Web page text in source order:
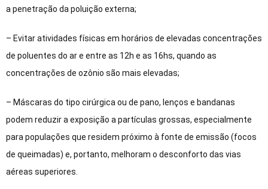
a penetração da poluição externa;
– Evitar atividades físicas em horários de elevadas concentrações
de poluentes do ar e entre as 12h e as 16hs, quando as
concentrações de ozônio são mais elevadas;
– Máscaras do tipo cirúrgica ou de pano, lenços e bandanas
podem reduzir a exposição a partículas grossas, especialmente
para populações que residem próximo à fonte de emissão (focos
de queimadas) e, portanto, melhoram o desconforto das vias
aéreas superiores.